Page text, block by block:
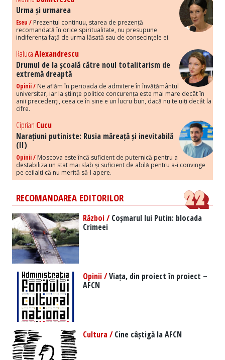
Urma și urmarea
Eseu / Prezentul continuu, starea de prezență
recomandată în orice spiritualitate, nu presupune
indiferența față de urma lăsată sau de consecințele ei.
RalucaAlexandrescu
Drumul de la școală către noul totalitarism de
extremă dreaptă
Opinii / Ne aflăm în perioada de admitere în învățământul
universitar, iar la științe politice concurența este mai mare decât în
anii precedenți, ceea ce în sine e un lucru bun, dacă nu te uiți decât la
cifre.
Ciprian Cucu
Narațiuni putiniste: Rusia măreață și inevitabilă
(II)
Opinii / Moscova este încă suficient de puternică pentru a
destabiliza un stat mai slab și suficient de abilă pentru a-i convinge
pe ceilalți că nu merită să-l apere.
RECOMANDAREA EDITORILOR
Război /Coșmarul lui Putin: blocada
Crimeei
Opinii /Viața, din proiect în proiect –
AFCN
Cultura /Cine câștigă la AFCN